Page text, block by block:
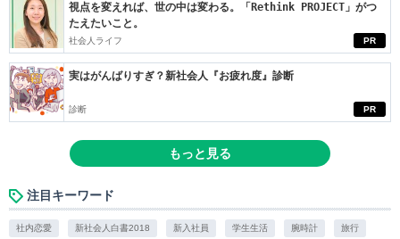
PR
視点を変えれば、世の中は変わる。「Rethink PROJECT」がつ
たえたいこと。
社会人ライフ
PR
実はがんばりすぎ？新社会人『お疲れ度』診断
診断
もっと見る
注目キーワード
社内恋愛 新社会人白書2018 新入社員 学生生活 腕時計 旅行